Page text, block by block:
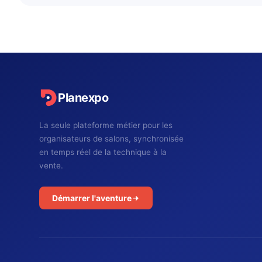
Planexpo
La seule plateforme métier pour les
organisateurs de salons, synchronisée
en temps réel de la technique à la
vente.
Démarrer l'aventure